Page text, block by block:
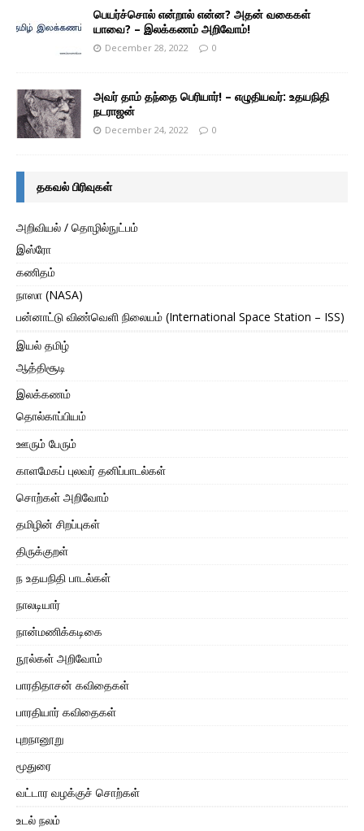
பெயர்ச்சொல் என்றால் என்ன? அதன் வகைகள்
யாவை? – இலக்கணம் அறிவோம்!
December 28, 2022 0
அவர் தாம் தந்தை பெரியார்! – எழுதியவர்: உதயநிதி
நடராஜன்
December 24, 2022 0
தகவல் பிரிவுகள்
அறிவியல் / தொழில்நுட்பம்
இஸ்ரோ
கணிதம்
நாஸா (NASA)
பன்னாட்டு விண்வெளி நிலையம் (International Space Station – ISS)
இயல் தமிழ்
ஆத்திசூடி
இலக்கணம்
தொல்காப்பியம்
ஊரும் பேரும்
காளமேகப் புலவர் தனிப்பாடல்கள்
சொற்கள் அறிவோம்
தமிழின் சிறப்புகள்
திருக்குறள்
ந உதயநிதி பாடல்கள்
நாலடியார்
நான்மணிக்கடிகை
நூல்கள் அறிவோம்
பாரதிதாசன் கவிதைகள்
பாரதியார் கவிதைகள்
புறநானூறு
மூதுரை
வட்டார வழக்குச் சொற்கள்
உடல் நலம்